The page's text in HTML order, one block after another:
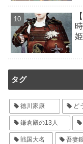
タグ
徳川家康 ど
鎌倉殿の13人
戦国大名 吾妻